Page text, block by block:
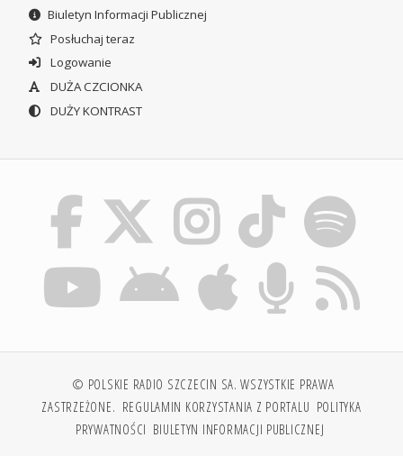
Biuletyn Informacji Publicznej
Posłuchaj teraz
Logowanie
DUŻA CZCIONKA
DUŻY KONTRAST
© POLSKIE RADIO SZCZECIN SA. WSZYSTKIE PRAWA
ZASTRZEŻONE. REGULAMIN KORZYSTANIA Z PORTALU POLITYKA
PRYWATNOŚCI BIULETYN INFORMACJI PUBLICZNEJ